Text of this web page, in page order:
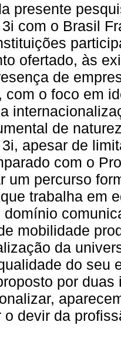
presente
com o Brasil
ofertado, às
de
com o foco em
de
apesar de
com o
um percurso
trabalha em
domínio
mobilidade
da
do seu
por
o devir da